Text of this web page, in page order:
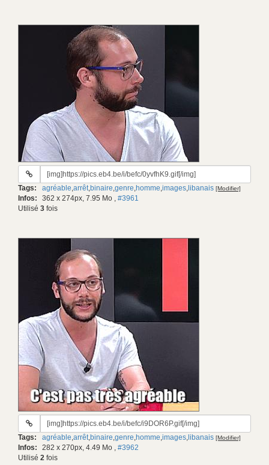
URL
gif:
Tags: agréable,arrêt,binaire,genre,homme,images, libanais [Modifier]
Infos: 362 x 274px, 7.95 Mo , #3961
Utilisé 3 fois
URL
gif:
Tags: agréable,arrêt,binaire,genre,homme,images, libanais [Modifier]
Infos: 282 x 270px, 4.49 Mo , #3962
Utilisé 2 fois